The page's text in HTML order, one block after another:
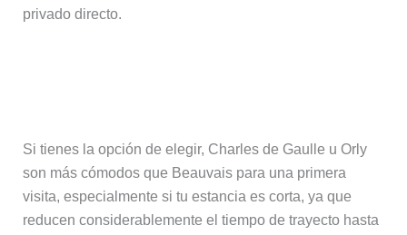
privado directo.
Si tienes la opción de elegir, Charles de Gaulle u Orly
son más cómodos que Beauvais para una primera
visita, especialmente si tu estancia es corta, ya que
reducen considerablemente el tiempo de trayecto hasta